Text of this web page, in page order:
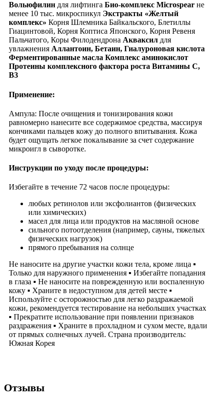
Вольюфилин для лифтинга Био-комплекс Microspear не
менее 10 тыс. микроспикул Экстракты «Желтый
комплекс» Корня Шлемника Байкальского, Блетиллы
Гиацинтовой, Корня Коптиса Японского, Корня Ревеня
Пальчатого, Коры Филодендрона Акваксил для
увлажнения Аллантоин, Бетаин, Гиалуроновая кислота
Ферментированные масла Комплекс аминокислот
Протеины комплексного фактора роста Витамины С,
В3
Применение:
Ампула: После очищения и тонизирования кожи
равномерно нанесите все содержимое средства, массируя
кончиками пальцев кожу до полного впитывания. Кожа
будет ощущать легкое покалывание за счет содержание
микроигл в сыворотке.
Инструкции по уходу после процедуры:
Избегайте в течение 72 часов после процедуры:
любых ретинолов или эксфолиантов (физических
или химических)
масел для лица или продуктов на масляной основе
сильного потоотделения (например, сауны, тяжелых
физических нагрузок)
прямого пребывания на солнце
Не наносите на другие участки кожи тела, кроме лица ▪
Только для наружного применения ▪ Избегайте попадания
в глаза ▪ Не наносите на поврежденную или воспаленную
кожу ▪ Храните в недоступном для детей месте ▪
Используйте с осторожностью для легко раздражаемой
кожи, рекомендуется тестирование на небольших участках
▪ Прекратите использование при появлении признаков
раздражения ▪ Храните в прохладном и сухом месте, вдали
от прямых солнечных лучей. Страна производитель:
Южная Корея
Отзывы